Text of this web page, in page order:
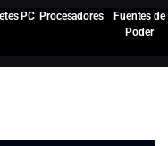
PC Procesadores
Fuentes de
Poder
bajo a alto